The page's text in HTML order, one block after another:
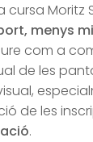
Moritz
menys
com a
de les
de les
.